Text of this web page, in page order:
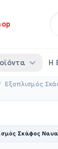
Η
Εξοπλισμός
Σκάφος